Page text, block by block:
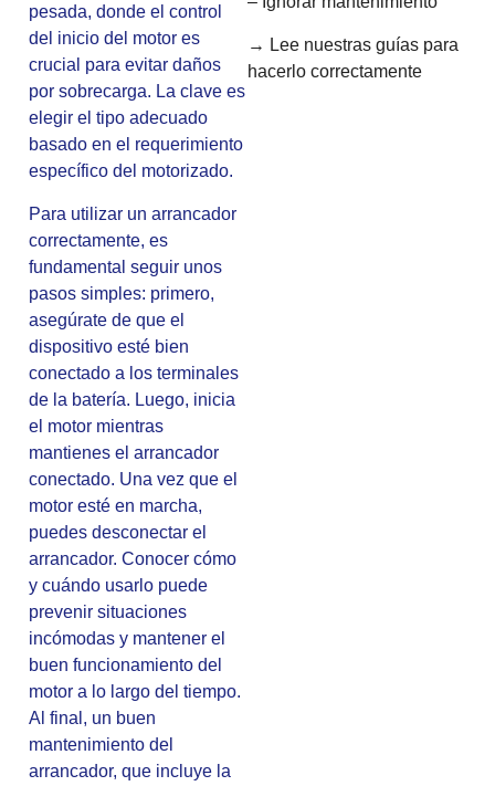
pesada, donde el control
del inicio del motor es
crucial para evitar daños
por sobrecarga. La clave es
elegir el tipo adecuado
basado en el requerimiento
específico del motorizado.
Para utilizar un arrancador
correctamente, es
fundamental seguir unos
pasos simples: primero,
asegúrate de que el
dispositivo esté bien
conectado a los terminales
de la batería. Luego, inicia
el motor mientras
mantienes el arrancador
conectado. Una vez que el
motor esté en marcha,
puedes desconectar el
arrancador. Conocer cómo
y cuándo usarlo puede
prevenir situaciones
incómodas y mantener el
buen funcionamiento del
motor a lo largo del tiempo.
Al final, un buen
mantenimiento del
arrancador, que incluye la
→ Lee nuestras guías para
hacerlo correctamente